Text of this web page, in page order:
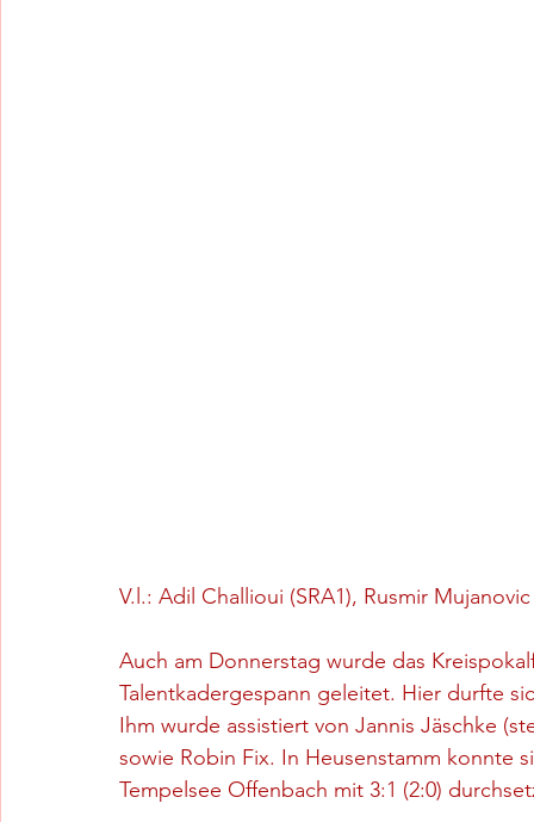
V.l.: Adil Challioui (SRA1), Rusmir
Auch am Donnerstag wurde das
Talentkadergespann geleitet. Hier durfte
Ihm wurde assistiert von Jannis Jäschke
sowie Robin Fix. In Heusenstamm konnte
Tempelsee Offenbach mit 3:1 (2:0)